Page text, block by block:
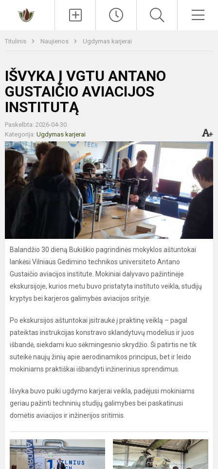
Titulinis Naujienos Ugdymas karjerai
IŠVYKA Į VGTU ANTANO
GUSTAIČIO AVIACIJOS
INSTITUTĄ
Paskelbta: 2026-04-30
Kategorija: Ugdymas karjerai
Balandžio 30 dieną Bukiškio pagrindinės mokyklos aštuntokai
lankėsi Vilniaus Gedimino technikos universiteto Antano
Gustaičio aviacijos institute. Mokiniai dalyvavo pažintinėje
ekskursijoje, kurios metu buvo pristatyta instituto veikla, studijų
kryptys bei karjeros galimybės aviacijos srityje.
Po ekskursijos aštuntokai įsitraukė į praktinę veiklą – pagal
pateiktas instrukcijas konstravo sklandytuvų modelius ir juos
išbandė, siekdami kuo sėkmingesnio skrydžio. Ši patirtis ne tik
suteikė naujų žinių apie aerodinamikos principus, bet ir leido
mokiniams praktiškai išbandyti inžinerinius sprendimus.
Išvyka buvo puiki ugdymo karjerai veikla, padėjusi mokiniams
geriau pažinti techninių studijų galimybes bei paskatinusi
domėtis aviacijos ir inžinerijos sritimis.